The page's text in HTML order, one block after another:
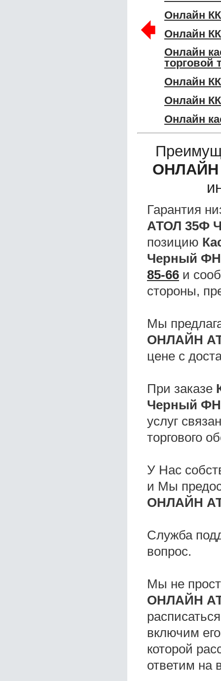
Онлайн
Онлайн
Онлайн
торговой
Онлайн
Онлайн
Онлайн
🠸
ОНЛАЙН
Гарантия
АТОЛ 35Ф
позицию
Черный
85-66 и
стороны,
Мы
ОНЛАЙН
цене с
При заказе
Черный
услуг
торгового
У Нас
и Мы
ОНЛАЙН
Служба
вопрос.
Мы не
ОНЛАЙН
включим
которой
ответим на